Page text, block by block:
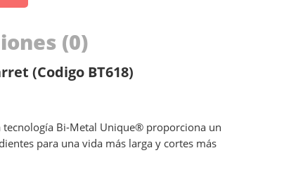
(0)
(Codigo BT618)
tecnología Bi-Metal Unique® proporciona un
para una vida más larga y cortes más